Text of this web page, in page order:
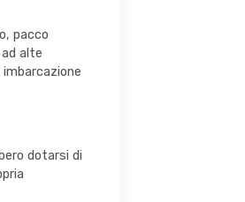
pacco
alte
dotarsi di